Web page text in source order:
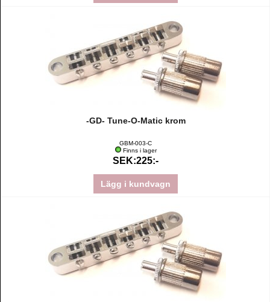
-GD- Tune-O-Matic krom
GBM-003-C
Finns i lager
SEK:225:-
Lägg i kundvagn